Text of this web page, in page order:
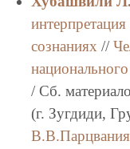
сознаниях //
/ Сб.
(г. Зугдиди,
В.В.Парцвания